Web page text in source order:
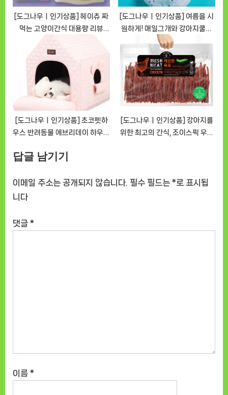
[도그나우ㅣ인기상품] 헤이츄 짜
먹는 고양이간식 대용량 리뷰
[DOGNOWㅣ추천상품]
[도그나우ㅣ인기상품] 여름을 시
원하게! 매일그개와 강아지쿨조
끼 쿨하네스 아이스조끼
[DOGNOWㅣ추천상품]
[도그나우ㅣ인기상품] 초코펫하
우스 반려동물 에브리데이 하우스
천상품]
[도그나우ㅣ인기상품] 강아지를
위한 최고의 간식, 조이스픽 우리
답글 남기기
이메일 주소는 공개되지 않습니다. 필수 필드는 *로 표시됩
니다
댓글 *
이름 *